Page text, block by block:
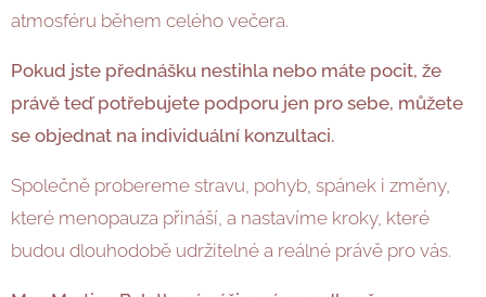
atmosféru během celého večera.
Pokud jste přednášku nestihla nebo máte pocit, že
právě teď potřebujete podporu jen pro sebe, můžete
se objednat na individuální konzultaci.
Společně probereme stravu, pohyb, spánek i změny,
které menopauza přináší, a nastavíme kroky, které
budou dlouhodobě udržitelné a reálné právě pro vás.